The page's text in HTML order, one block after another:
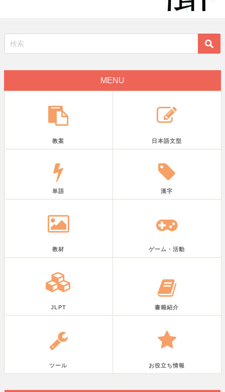
MENU
教案 日本語文型
単語 漢字
教材 ゲーム・活動
JLPT 書籍紹介
ツール お役立ち情報